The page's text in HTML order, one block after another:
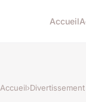
Accueil
Accueil›Divertissement